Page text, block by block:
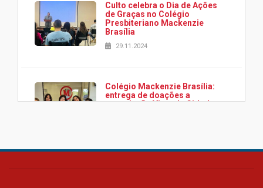
Culto celebra o Dia de Ações
de Graças no Colégio
Presbiteriano Mackenzie
Brasília
29.11.2024
Colégio Mackenzie Brasília:
entrega de doações a
associação Viver da Cidade
Colégio Presbiteriano